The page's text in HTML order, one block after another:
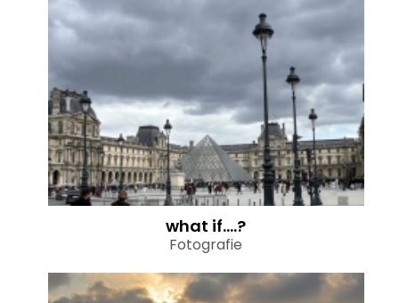
what if....?
Fotografie